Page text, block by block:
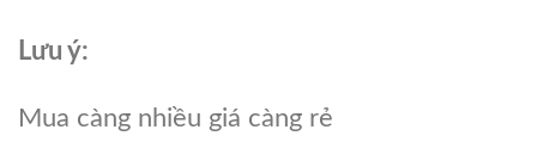
Lưu ý:
Mua càng nhiều giá càng rẻ